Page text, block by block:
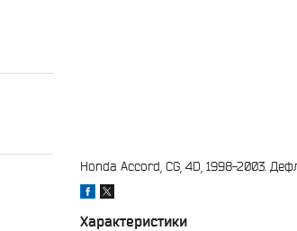
Honda Accord, CG, 4D, 1998-2003.
Характеристики